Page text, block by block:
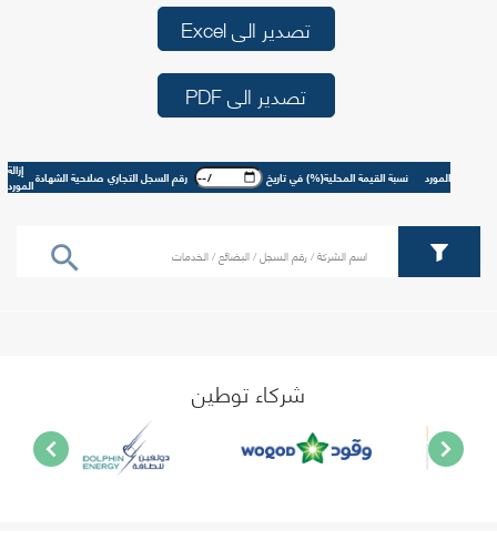
تصدير الى Excel
تصدير الى PDF
المورد نسبة القيمة المحلية(%) في تاريخ رقم السجل التجاريصلاحية الشهادة إزالة
المورد
شركاء توطين